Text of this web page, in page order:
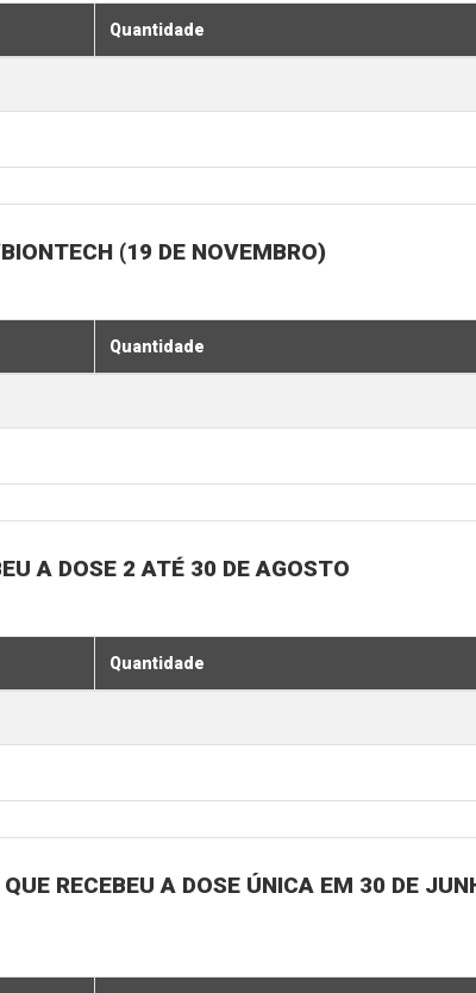
Quantidade
(19 DE NOVEMBRO)
Quantidade
A DOSE 2 ATÉ 30 DE AGOSTO
Quantidade
RECEBEU A DOSE ÚNICA EM 30 DE